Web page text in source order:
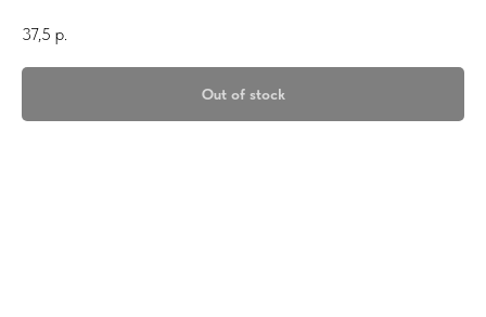
37,5 р.
Out of stock